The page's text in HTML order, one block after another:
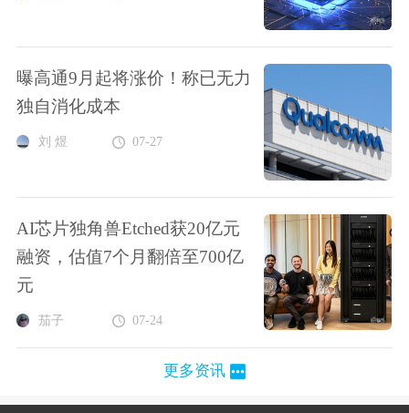
曝高通9月起将涨价！称已无力
独自消化成本
刘 煜 07-27
AI芯片独角兽Etched获20亿元
融资，估值7个月翻倍至700亿
元
茄子 07-24
更多资讯